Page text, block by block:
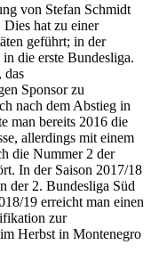
von Stefan Schmidt
hat zu einer
geführt; in der
die erste Bundesliga.
das
Sponsor zu
nach dem Abstieg in
man bereits 2016 die
allerdings mit einem
die Nummer 2 der
In der Saison 2017/18
der 2. Bundesliga Süd
19 erreicht man einen
zur
Herbst in Montenegro